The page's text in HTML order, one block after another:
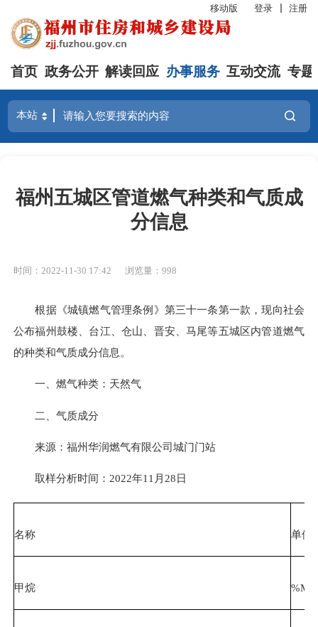
移动版 登录 注册
首页 政务公开 解读回应 办事服务 互动交流 专题
福州五城区管道燃气种类和气质成
分信息
时间：2022-11-30 17:42 浏览量：998
根据《城镇燃气管理条例》第三十一条第一款，现向社会
公布福州鼓楼、台江、仓山、晋安、马尾等五城区内管道燃气
的种类和气质成分信息。
一、燃气种类：天然气
二、气质成分
来源：福州华润燃气有限公司城门门站
取样分析时间：2022年11月28日
名称 单位
甲烷 %Mol